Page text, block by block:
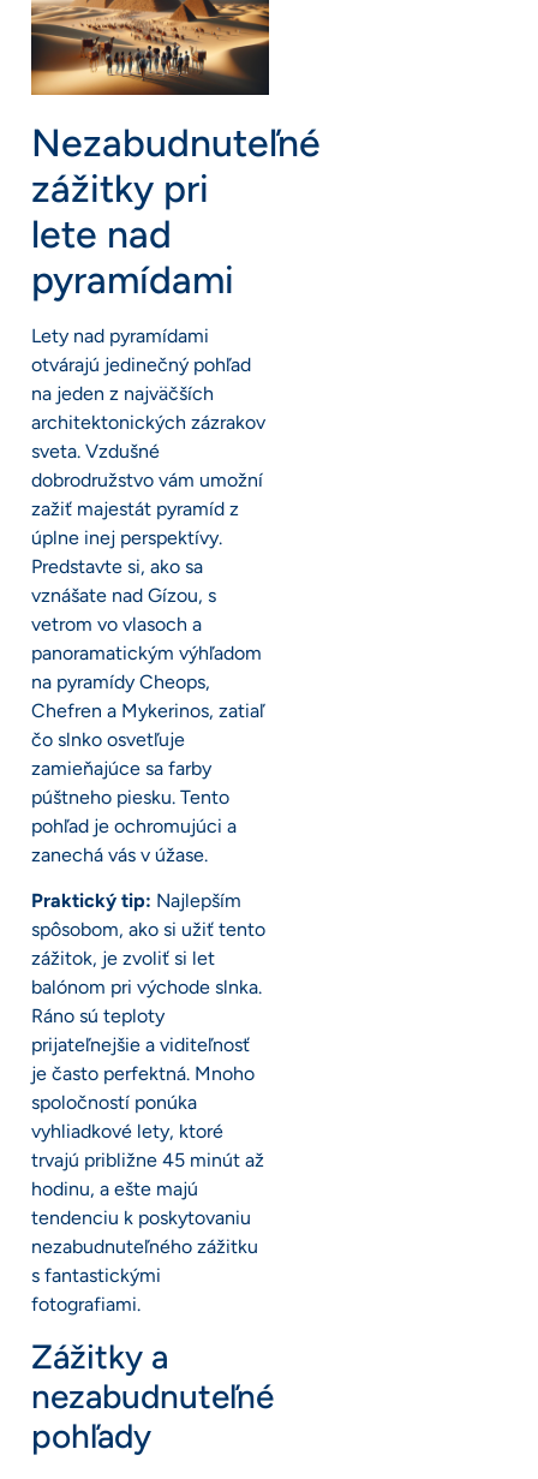
Nezabudnuteľné
zážitky pri
lete nad
pyramídami
Lety nad pyramídami
otvárajú jedinečný pohľad
na jeden z najväčších
architektonických zázrakov
sveta. Vzdušné
dobrodružstvo vám umožní
zažiť majestát pyramíd z
úplne inej perspektívy.
Predstavte si, ako sa
vznášate nad Gízou, s
vetrom vo vlasoch a
panoramatickým výhľadom
na pyramídy Cheops,
Chefren a Mykerinos, zatiaľ
čo slnko osvetľuje
zamieňajúce sa farby
púštneho piesku. Tento
pohľad je ochromujúci a
zanechá vás v úžase.
Praktický tip: Najlepším
spôsobom, ako si užiť tento
zážitok, je zvoliť si let
balónom pri východe slnka.
Ráno sú teploty
prijateľnejšie a viditeľnosť
je často perfektná. Mnoho
spoločností ponúka
vyhliadkové lety, ktoré
trvajú približne 45 minút až
hodinu, a ešte majú
tendenciu k poskytovaniu
nezabudnuteľného zážitku
s fantastickými
fotografiami.
Zážitky a
nezabudnuteľné
pohľady